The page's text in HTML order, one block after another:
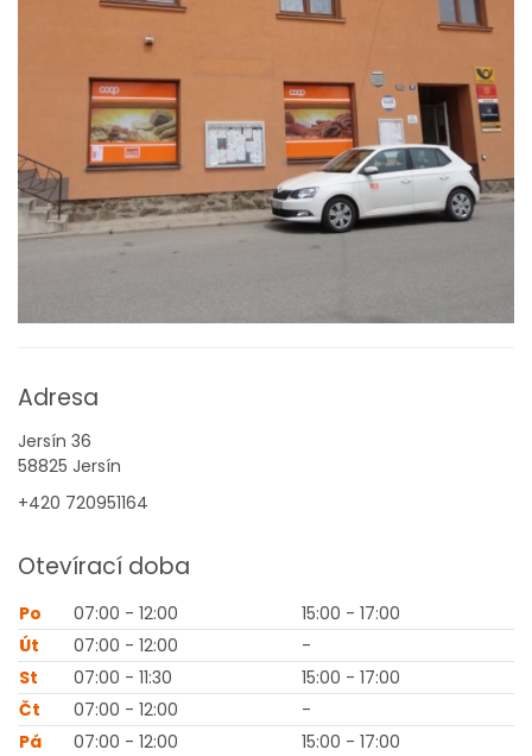
Adresa
Jersín 36
58825 Jersín
+420 720951164
Otevírací doba
Po 07:00 - 12:00
15:00 - 17:00
Út
07:00 - 12:00
-
St
07:00 - 11:30
15:00 - 17:00
Čt
07:00 - 12:00
-
Pá
07:00 - 12:00
15:00 - 17:00